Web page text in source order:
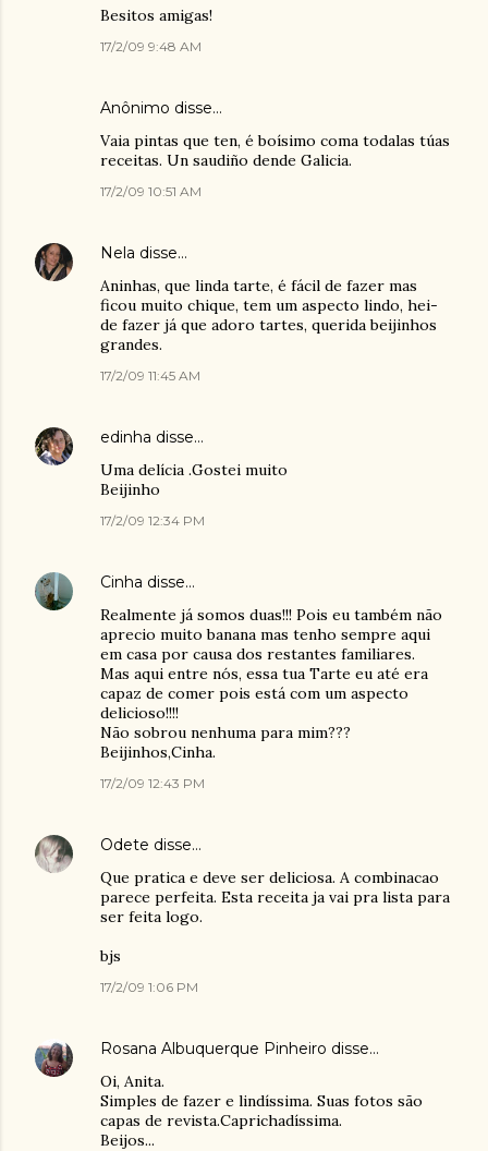
Besitos amigas!
17/2/09 9:48 AM
Anônimo disse…
Vaia pintas que ten, é boísimo coma todalas túas
receitas. Un saudiño dende Galicia.
17/2/09 10:51 AM
Nela disse…
Aninhas, que linda tarte, é fácil de fazer mas
ficou muito chique, tem um aspecto lindo, hei-
de fazer já que adoro tartes, querida beijinhos
grandes.
17/2/09 11:45 AM
edinha disse…
Uma delícia .Gostei muito
Beijinho
17/2/09 12:34 PM
Cinha disse…
Realmente já somos duas!!! Pois eu também não
aprecio muito banana mas tenho sempre aqui
em casa por causa dos restantes familiares.
Mas aqui entre nós, essa tua Tarte eu até era
capaz de comer pois está com um aspecto
delicioso!!!!
Não sobrou nenhuma para mim???
Beijinhos,Cinha.
17/2/09 12:43 PM
Odete disse…
Que pratica e deve ser deliciosa. A combinacao
parece perfeita. Esta receita ja vai pra lista para
ser feita logo.
bjs
17/2/09 1:06 PM
Rosana Albuquerque Pinheiro disse…
Oi, Anita.
Simples de fazer e lindíssima. Suas fotos são
capas de revista.Caprichadíssima.
Beijos...